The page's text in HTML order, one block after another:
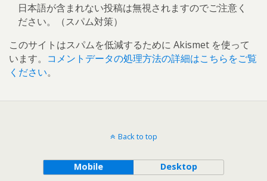
日本語が含まれない投稿は無視されますのでご注意く
ださい。（スパム対策）
このサイトはスパムを低減するために Akismet を使って
います。 コメントデータの処理方法の詳細はこちらをご覧
ください。
Back to top
Mobile Desktop